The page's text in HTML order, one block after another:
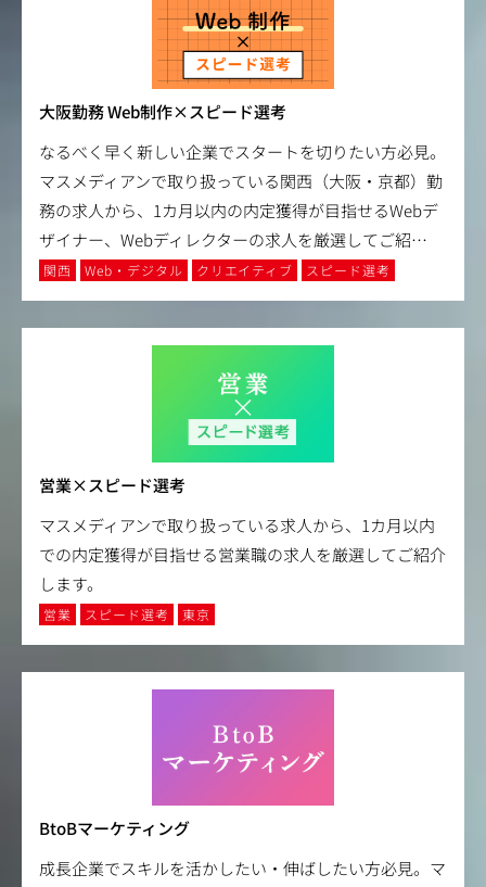
大阪勤務 Web制作×スピード選考
なるべく早く新しい企業でスタートを切りたい方必見。
マスメディアンで取り扱っている関西（大阪・京都）勤
務の求人から、1カ月以内の内定獲得が目指せるWebデ
ザイナー、Webディレクターの求人を厳選してご紹…
関西 Web・デジタル クリエイティブ スピード選考
営業×スピード選考
マスメディアンで取り扱っている求人から、1カ月以内
での内定獲得が目指せる営業職の求人を厳選してご紹介
します。
営業 スピード選考 東京
BtoBマーケティング
成長企業でスキルを活かしたい・伸ばしたい方必見。マ